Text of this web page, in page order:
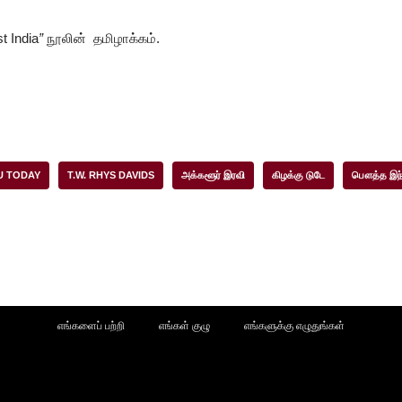
India” நூலின் தமிழாக்கம்.
TODAY T.W. RHYS DAVIDS அக்களூர் இரவி கிழக்கு டுடே பௌத்த
எங்களைப் பற்றி எங்கள் குழு எங்களுக்கு எழுதுங்கள்